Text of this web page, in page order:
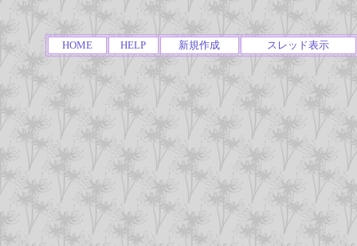
HOME HELP 新規作成 スレッド表示